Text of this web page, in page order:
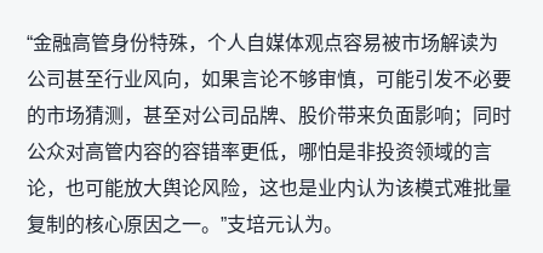
“金融高管身份特殊，个人自媒体观点容易被市场解读为
公司甚至行业风向，如果言论不够审慎，可能引发不必要
的市场猜测，甚至对公司品牌、股价带来负面影响；同时
公众对高管内容的容错率更低，哪怕是非投资领域的言
论，也可能放大舆论风险，这也是业内认为该模式难批量
复制的核心原因之一。”支培元认为。